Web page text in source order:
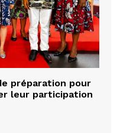
préparation pour
leur participation